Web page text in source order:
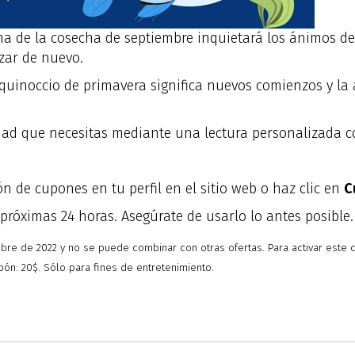
de la cosecha de septiembre inquietará los ánimos
de nuevo.
de primavera significa nuevos comienzos y
que necesitas mediante una lectura personalizada
de cupones en tu perfil en el sitio web o haz clic en
24 horas. Asegúrate de usarlo lo antes posible.
de 2022 y no se puede combinar con otras ofertas. Para activar
20$. Sólo para fines de entretenimiento.